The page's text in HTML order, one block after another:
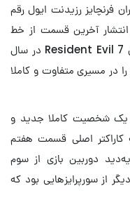
فرنچایز رزیدنت ایول رقم
آخرین قسمت از خط
داستانی اصلی رزیدنت ایول می‌گذرد. بازی Resident Evil 7 در سال
را در مسیری متفاوت و کاملا
یک شخصیت کاملا جدید و
کاراکتر اصلی قسمت هفتم
دوربین بازی از سوم
از سورپرایزهایی بود که